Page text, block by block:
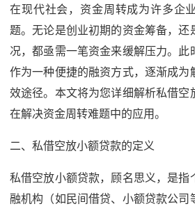
在现代社会，资金周转成为许多企
题。无论是创业初期的资金筹备，还
况，都亟需一笔资金来缓解压力。此
作为一种便捷的融资方式，逐渐成为
效途径。本文将为您详细解析私借空
在解决资金周转难题中的应用。
二、私借空放小额贷款的定义
私借空放小额贷款，顾名思义，是指
融机构（如民间借贷、小额贷款公司